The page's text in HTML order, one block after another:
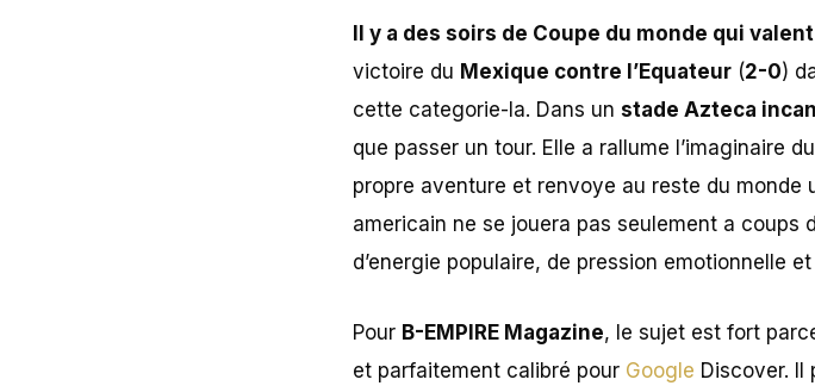
Il y a des soirs de Coupe du monde qui
victoire du Mexique contre l’Equateur (2-0)
cette categorie-la. Dans un stade Azteca
que passer un tour. Elle a rallume l’imaginaire
propre aventure et renvoye au reste du monde
americain ne se jouera pas seulement a coups
d’energie populaire, de pression emotionnelle
Pour B-EMPIRE Magazine, le sujet est fort
et parfaitement calibré pour Google Discover. Il